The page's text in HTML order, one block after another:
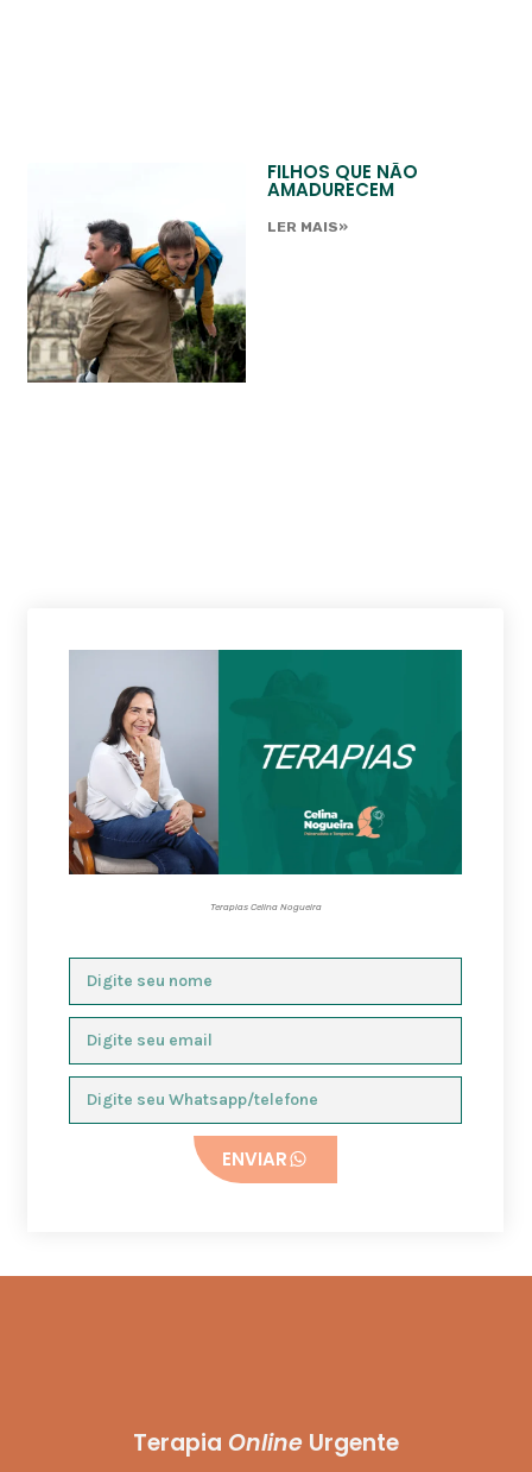
FILHOS QUE NÃO
AMADURECEM
LER MAIS»
Terapias Celina Nogueira
ENVIAR
Terapia Online Urgente